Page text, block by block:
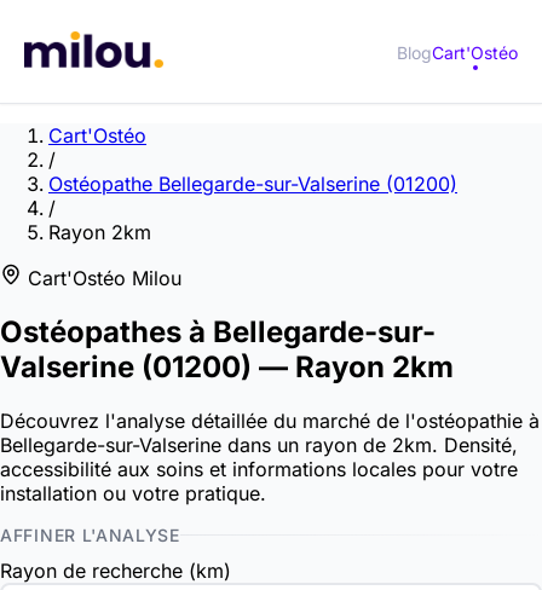
BlogCart'Ostéo
Cart'Ostéo
/
Ostéopathe Bellegarde-sur-Valserine (01200)
/
Rayon 2km
Cart'Ostéo Milou
Ostéopathes à Bellegarde-sur-
Valserine (01200) — Rayon 2km
Découvrez l'analyse détaillée du marché de l'ostéopathie à
Bellegarde-sur-Valserine dans un rayon de 2km. Densité,
accessibilité aux soins et informations locales pour votre
installation ou votre pratique.
AFFINER L'ANALYSE
Rayon de recherche (km)